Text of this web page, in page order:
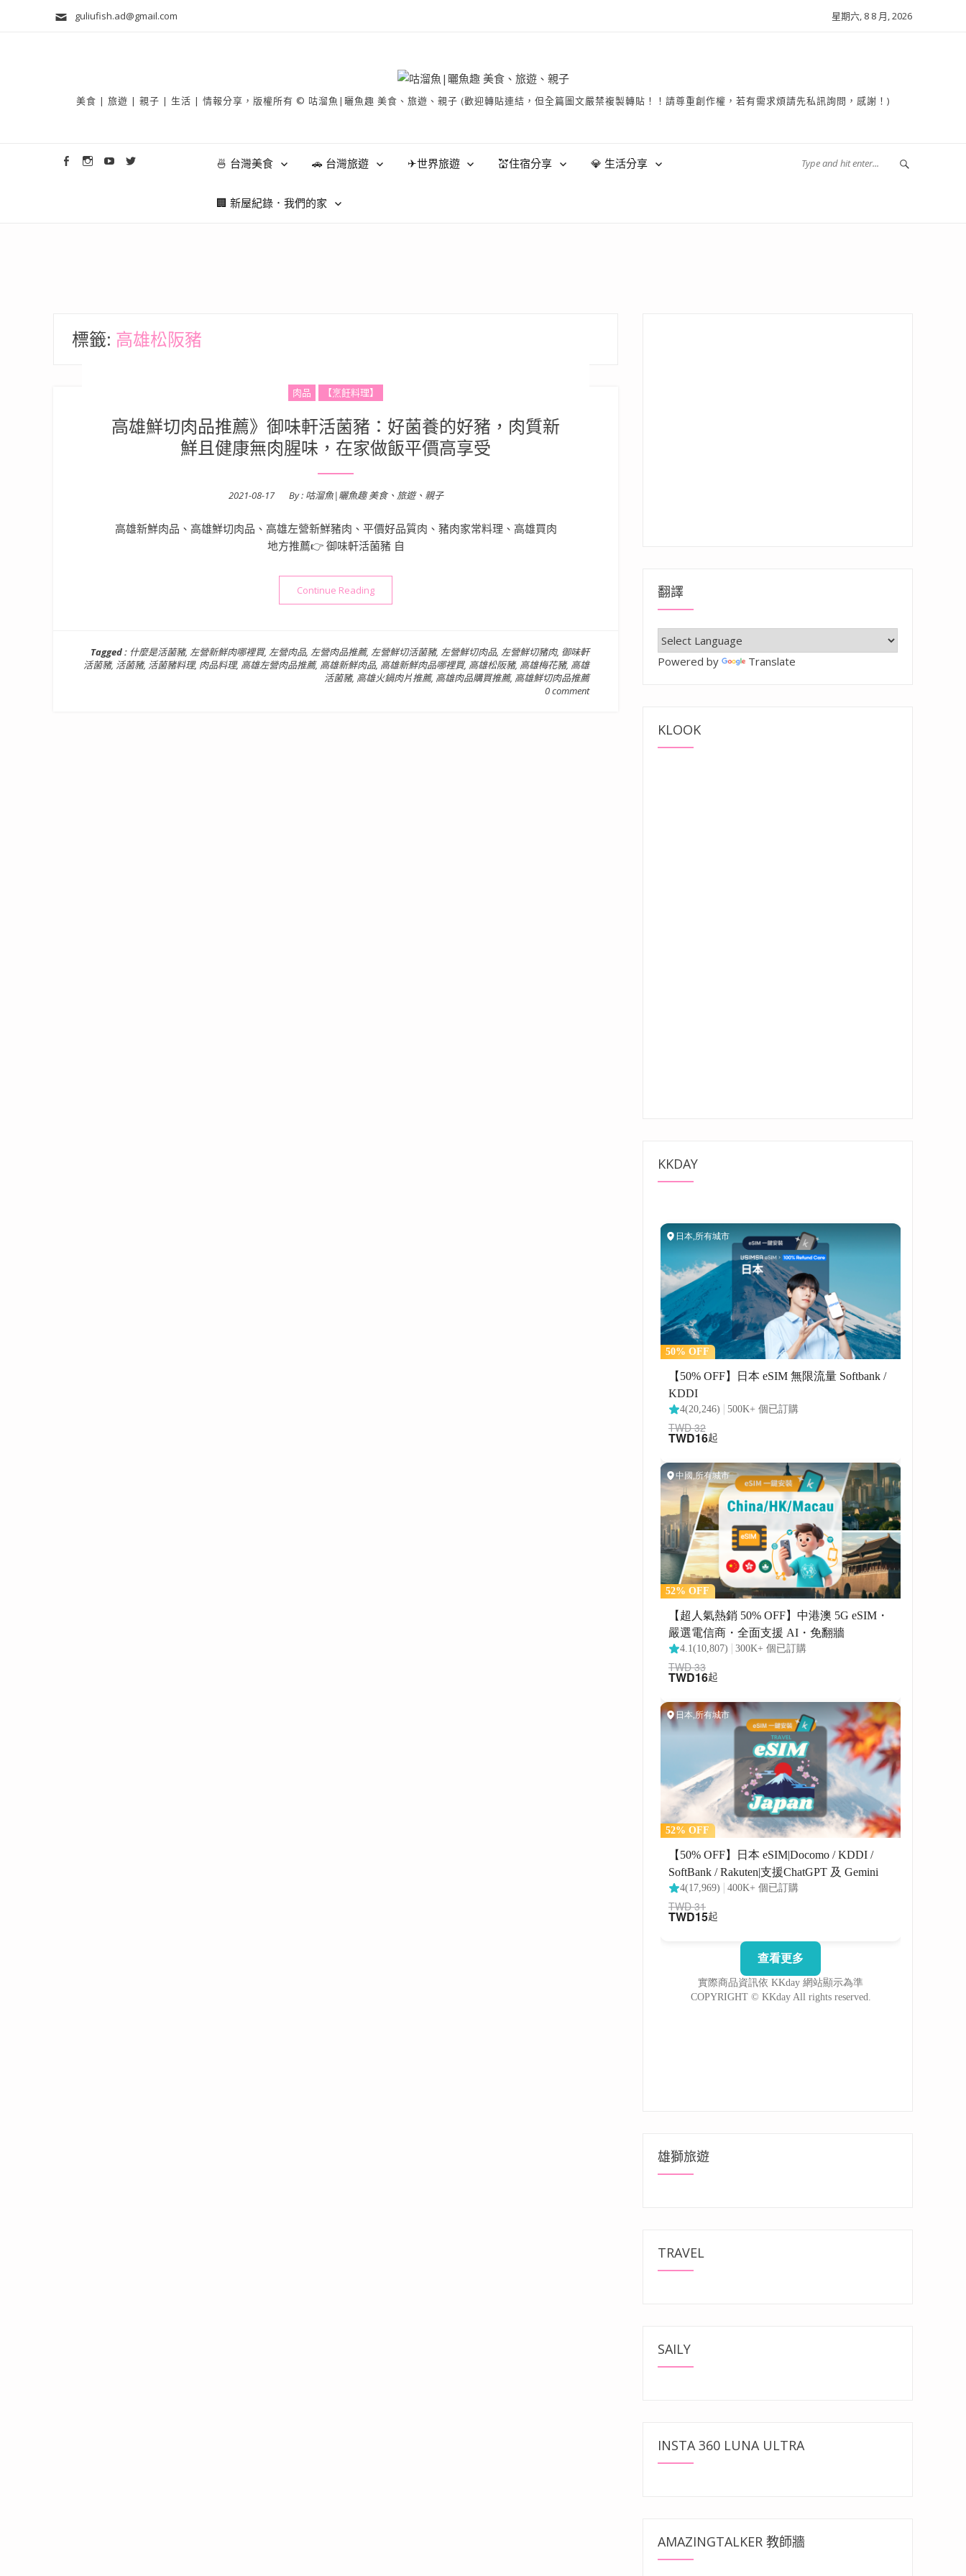
guliufish.ad@gmail.com 星期六, 8 8 月, 2026
美食 | 旅遊 | 親子 | 生活 | 情報分享，版權所有 © 咕溜魚|曬魚趣 美食、旅遊、親子 (歡迎轉貼連結，但全篇圖文嚴禁複製轉貼！！請尊重創作權，若有需求煩請先私訊詢問，感謝！)
🍜 台灣美食 🚗 台灣旅遊 ✈世界旅遊 💒住宿分享 💎 生活分享
🏢 新屋紀錄．我們的家
標籤: 高雄松阪豬
肉品 【烹飪料理】
高雄鮮切肉品推薦》御味軒活菌豬：好菌養的好豬，肉質新
鮮且健康無肉腥味，在家做飯平價高享受
Posted
2021-08-17 By : 咕溜魚|曬魚趣 美食、旅遊、親子
高雄新鮮肉品、高雄鮮切肉品、高雄左營新鮮豬肉、平價好品質肉、豬肉家常料理、高雄買肉
地方推薦👉 御味軒活菌豬 自
Continue Reading“高雄鮮切肉品推薦》御味軒活菌豬：好菌養的好豬，肉質新鮮且健康無肉腥味，在家做飯平價高享受”
Tagged : 什麼是活菌豬, 左營新鮮肉哪裡買, 左營肉品, 左營肉品推薦, 左營鮮切活菌豬, 左營鮮切肉品, 左營鮮切豬肉, 御味軒
活菌豬, 活菌豬, 活菌豬料理, 肉品料理, 高雄左營肉品推薦, 高雄新鮮肉品, 高雄新鮮肉品哪裡買, 高雄松阪豬, 高雄梅花豬, 高雄
活菌豬, 高雄火鍋肉片推薦, 高雄肉品購買推薦, 高雄鮮切肉品推薦
0 comment
翻譯
Powered by Translate
KLOOK
KKDAY
雄獅旅遊
TRAVEL
SAILY
INSTA 360 LUNA ULTRA
AMAZINGTALKER 教師牆